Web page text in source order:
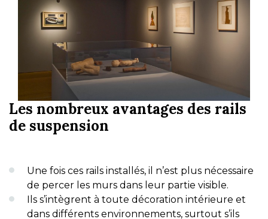
Les nombreux avantages des rails
de suspension
Une fois ces rails installés, il n’est plus nécessaire
de percer les murs dans leur partie visible.
Ils s’intègrent à toute décoration intérieure et
dans différents environnements, surtout s’ils